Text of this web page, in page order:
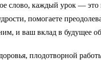
слово, каждый урок —
помогаете
и ваш вклад в будущее
плодотворной